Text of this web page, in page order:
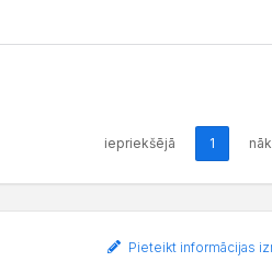
iepriekšējā 1
Pieteikt informācijas